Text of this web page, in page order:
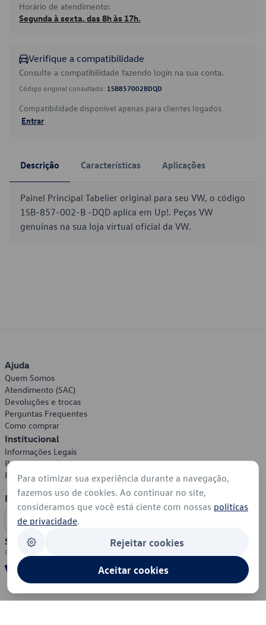
Horário de atendimento:
Segunda à sexta, das 8h às 17h.
Verifique a compatibilidade
Consulte a compatibilidade fazendo login na sua conta.
Código original consultado: 1SB857002BDQD
Compatibilidade disponível apenas para clientes logados.
Entrar
Descrição Características Aplicações
Painel Principal Tabelier original para seu VW, o código
1SB-857-002-B -DQD aplica em Up!. Peças VW
genuínas na sua loja virtual oficial da VW.
Ajuda
Quem Somos
Atendimento (SAC)
Devoluções e trocas
Perguntas Frequentes
Como comprar
Institucional
Informações Legais
Política de Privacidade
Política de Cookies
Formas de Pagamento
Segurança
Para otimizar sua experiência durante a navegação,
fazemos uso de cookies. Ao continuar no site,
consideramos que você está ciente com nossas políticas
de privacidade.
Rejeitar cookies
Aceitar cookies